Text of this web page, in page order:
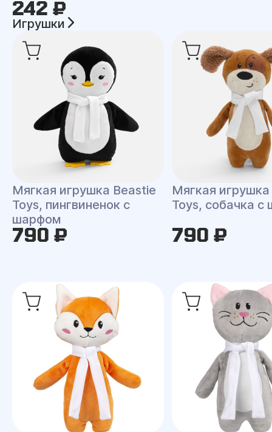
242 ₽
Игрушки
Мягкая игрушка Beastie
Toys, пингвиненок с
шарфом
790 ₽
Мягкая
Toys, собачка
790 ₽